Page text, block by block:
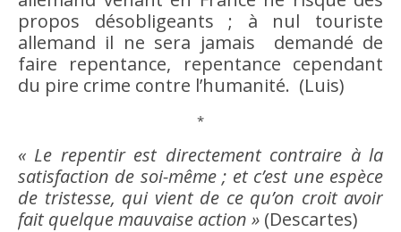
propos désobligeants ; à nul touriste
allemand il ne sera jamais demandé de
faire repentance, repentance cependant
du pire crime contre l’humanité. (Luis)
*
« Le repentir est directement contraire à la
satisfaction de soi-même ; et c’est une espèce
de tristesse, qui vient de ce qu’on croit avoir
fait quelque mauvaise action » (Descartes)